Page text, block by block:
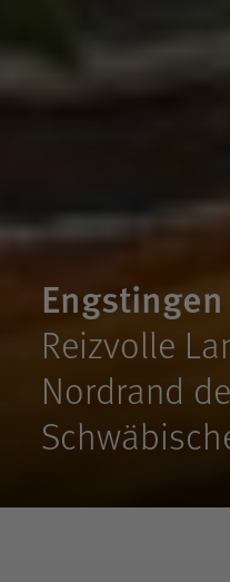
Engstingen
Reizvolle
Nordrand